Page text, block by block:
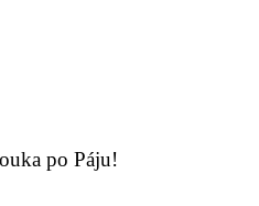
po Páju!